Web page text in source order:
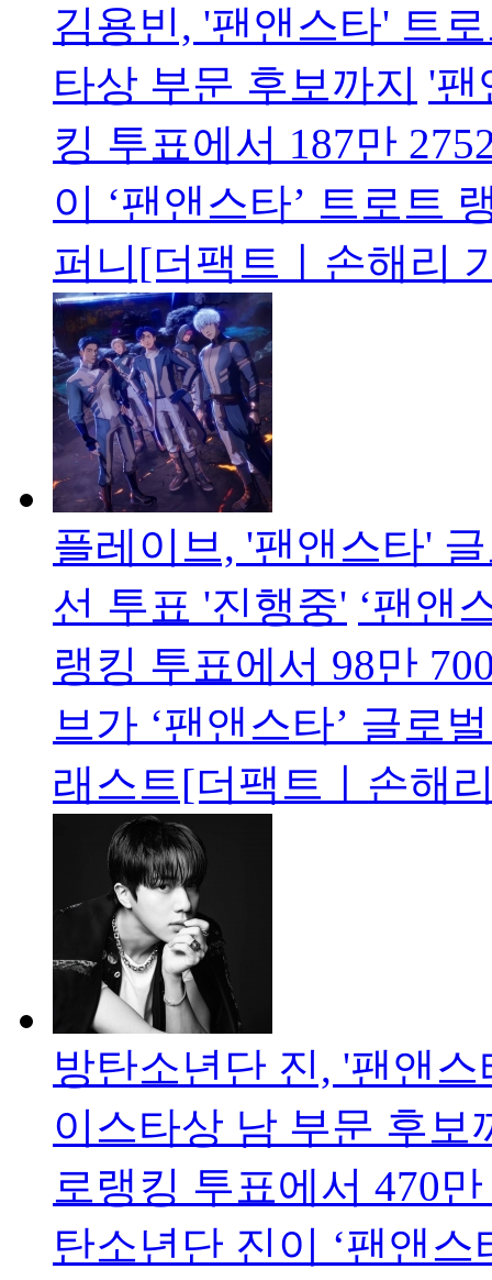
김용빈, '팬앤스타' 트
타상 부문 후보까지 '팬
킹 투표에서 187만
이 ‘팬앤스타’ 트로트
퍼니[더팩트ㅣ손해리
플레이브, '팬앤스타'
선 투표 '진행중' ‘팬앤
랭킹 투표에서 98만
브가 ‘팬앤스타’ 글로
래스트[더팩트ㅣ손해
방탄소년단 진, '팬앤
이스타상 남 부문 후보
로랭킹 투표에서 470
탄소년단 진이 ‘팬앤